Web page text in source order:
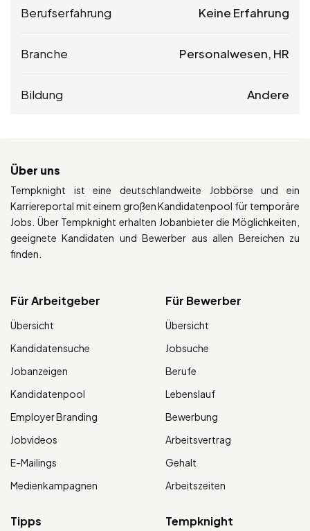
Berufserfahrung Keine Erfahrung
Branche Personalwesen, HR
Bildung Andere
Über uns
Tempknight ist eine deutschlandweite Jobbörse und ein
Karriereportal mit einem großen Kandidatenpool für temporäre
Jobs. Über Tempknight erhalten Jobanbieter die Möglichkeiten,
geeignete Kandidaten und Bewerber aus allen Bereichen zu
finden.
Für Arbeitgeber
Übersicht
Kandidatensuche
Jobanzeigen
Kandidatenpool
Employer Branding
Jobvideos
E-Mailings
Medienkampagnen
Für Bewerber
Übersicht
Jobsuche
Berufe
Lebenslauf
Bewerbung
Arbeitsvertrag
Gehalt
Arbeitszeiten
Tipps Tempknight